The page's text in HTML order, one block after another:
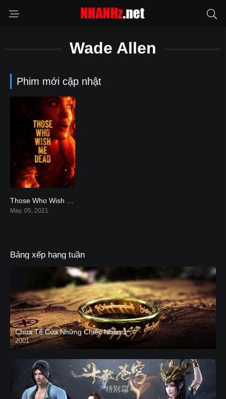
Wade Allen
Phim mới cập nhật
6
May. 05, 2021
Bảng xếp hạng tuần
Chúa Tể Của Những Chiếc Nhẫn 1
2001